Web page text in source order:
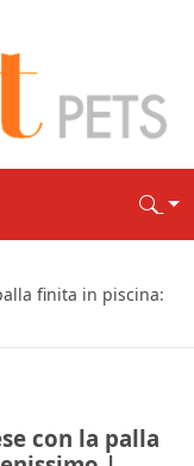
finita in piscina:
con la palla